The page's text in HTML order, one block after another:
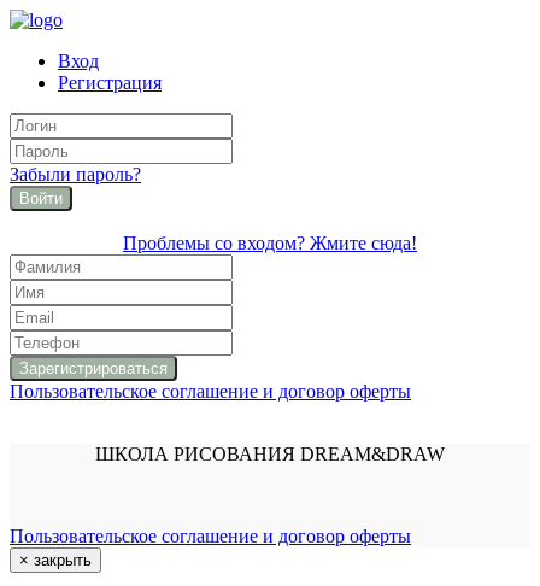
Вход
Регистрация
Забыли пароль?
Войти
Проблемы со входом? Жмите сюда!
Пользовательское соглашение и договор оферты
ШКОЛА РИСОВАНИЯ DREAM&DRAW
Пользовательское соглашение и договор оферты
× закрыть